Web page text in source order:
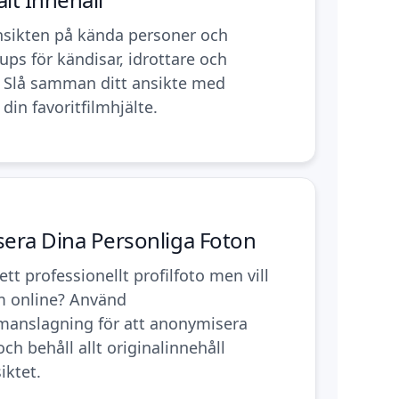
på kända personer och
för kändisar, idrottare och
samman ditt ansikte med
din favoritfilmhjälte.
Dina Personliga Foton
professionellt profilfoto men vill
online? Använd
för att anonymisera
behåll allt originalinnehåll